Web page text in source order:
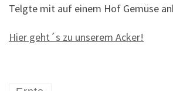
Telgte mit auf einem Hof Gemüse
Hier geht´s zu unserem Acker!